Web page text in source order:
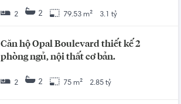
2 2 79.53 m² 3.1 tỷ
Căn hộ Opal Boulevard thiết kế 2
phòng ngủ, nội thất cơ bản.
2 2 75 m² 2.85 tỷ